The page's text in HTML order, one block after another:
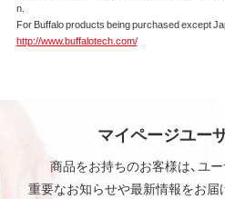
n.
For Buffalo products being purchased except
http://www.buffalotech.com/
マイページユー
商品をお持ちのお客様は、ユ
重要なお知らせや最新情報をお届